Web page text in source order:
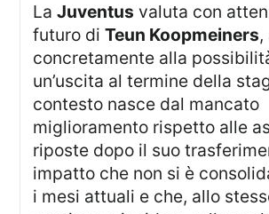
LaJuventus valuta con
futuro diTeun Koopmeiners
concretamente alla
un’uscita al termine della
contesto nasce dal mancato
miglioramento rispetto alle
riposte dopo il suo
impatto che non si è
i mesi attuali e che, allo